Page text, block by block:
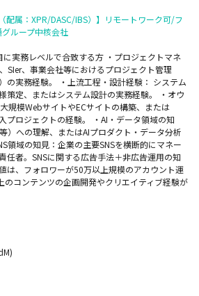
配属：XPR/DASC/IBS）】リモートワーク可/フ
ループ中核会社
実務レベルで合致する方 ・プロジェクトマネ
SIer、事業会社等におけるプロジェクト管理
の実務経験。 ・上流工程・設計経験： システム
策定、またはシステム設計の実務経験。 ・オウ
規模WebサイトやECサイトの構築、または
プロジェクトの経験。 ・AI・データ領域の知
）への理解、またはAIプロダクト・データ分析
領域の知見：企業の主要SNSを横断的にマネー
任者。SNSに関する広告手法＋非広告運用の知
は、フォロワーが50万以上規模のアカウント運
のコンテンツの企画開発やクリエイティブ経験が